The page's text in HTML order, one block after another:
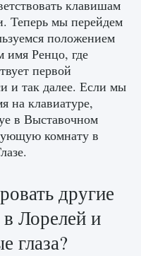
EA
EA FC 25
0 1
клавишам
Теперь мы перейдем
положением
имя Ренцо, где
первой
и так далее. Если мы
на клавиатуре,
в Выставочном
комнату в
другие
Лорелей и
глаза?